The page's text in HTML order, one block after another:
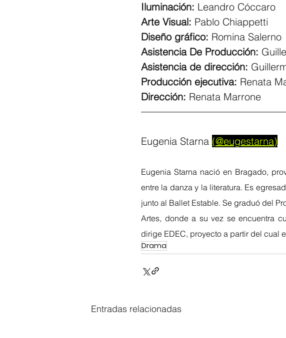
Iluminación: Leandro Cóccaro
Arte Visual: Pablo Chiappetti
Diseño gráfico: Romina Salerno
Asistencia De Producción:
Asistencia de dirección:
Producción ejecutiva: Renata
Dirección: Renata Marrone
Eugenia Starna (@eugestarna)
Eugenia Starna nació en Bragado,
entre la danza y la literatura. Es
junto al Ballet Estable. Se graduó del
Artes, donde a su vez se encuentra
dirige EDEC, proyecto a partir del cual
Drama
Entradas relacionadas